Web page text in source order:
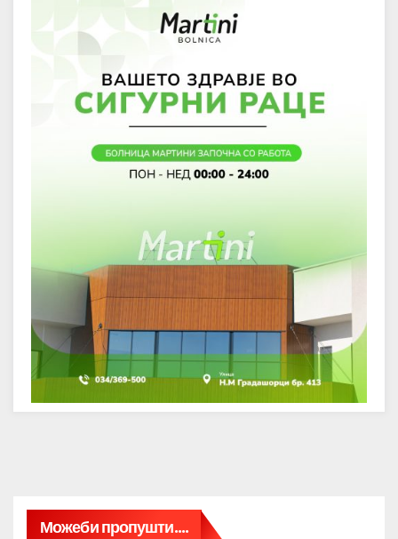
Можеби пропушти....